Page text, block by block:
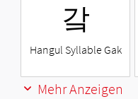
갘
Hangul Syllable Gak
Mehr Anzeigen